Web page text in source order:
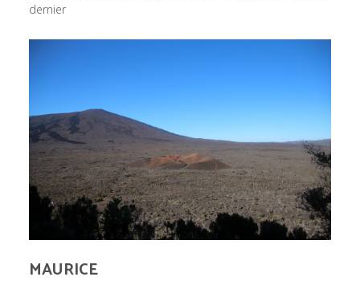
dernier
MAURICE